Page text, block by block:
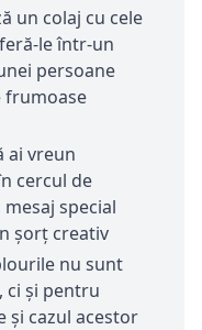
un colaj cu cele
le într-un
persoane
frumoase
ai vreun
cercul de
special
șorț creativ
nu sunt
ci și pentru
și cazul acestor